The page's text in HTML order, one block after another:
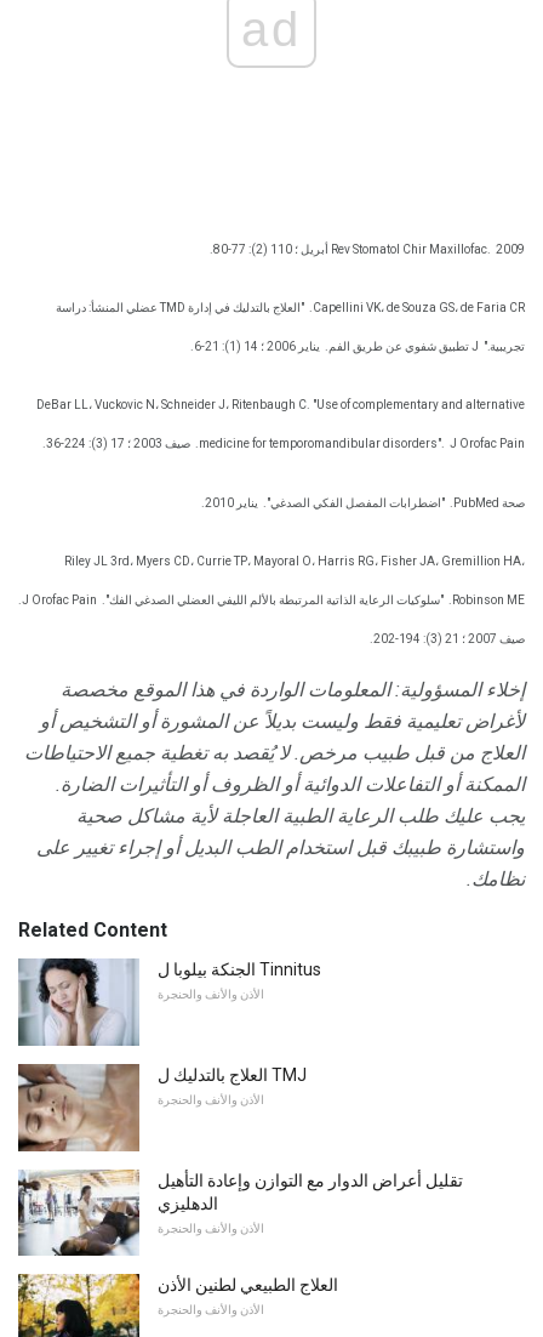
ad
2009 أبريل ؛ 110 (2): 77-80.
Capellini VK، de Souza GS، de Faria CR. "العلاج بالتدليك في إدارة TMD عضلي المنشأ: دراسة
تجريبية." J تطبيق شفوي عن طريق الفم. يناير 2006 ؛ 14 (1): 21-6.
DeBar LL، Vuckovic N، Schneider J، Ritenbaugh C. "Use of complementary and alternative
medicine for temporomandibular disorders". J Orofac Pain. صيف 2003 ؛ 17 (3): 224-36.
صحة PubMed. "اضطرابات المفصل الفكي الصدغي". يناير 2010.
Riley JL 3rd، Myers CD، Currie TP، Mayoral O، Harris RG، Fisher JA، Gremillion HA،
Robinson ME. "سلوكيات الرعاية الذاتية المرتبطة بالألم الليفي العضلي الصدغي الفك". J Orofac Pain.
صيف 2007 ؛ 21 (3): 194-202.
إخلاء المسؤولية: المعلومات الواردة في هذا الموقع مخصصة
لأغراض تعليمية فقط وليست بديلاً عن المشورة أو التشخيص أو
العلاج من قبل طبيب مرخص. لا يُقصد به تغطية جميع الاحتياطات
الممكنة أو التفاعلات الدوائية أو الظروف أو التأثيرات الضارة.
يجب عليك طلب الرعاية الطبية العاجلة لأية مشاكل صحية
واستشارة طبيبك قبل استخدام الطب البديل أو إجراء تغيير على
نظامك.
Related Content
الجنكة بيلوبا ل Tinnitus
الأذن والأنف والحنجرة
العلاج بالتدليك ل TMJ
الأذن والأنف والحنجرة
تقليل أعراض الدوار مع التوازن وإعادة التأهيل
الدهليزي
الأذن والأنف والحنجرة
العلاج الطبيعي لطنين الأذن
الأذن والأنف والحنجرة